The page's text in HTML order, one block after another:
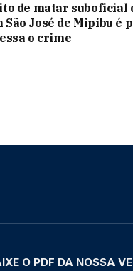
de matar suboficial
São José de Mipibu é
o crime
O PDF DA NOSSA